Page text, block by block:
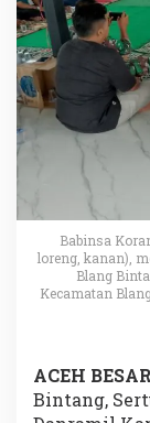
Babinsa
loreng, kanan),
Blang
Kecamatan
ACEH BESAR
Bintang,